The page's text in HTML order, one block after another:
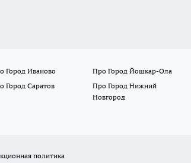
Город Иваново
Про Город Йошкар-Ола
Город Саратов
Про Город Нижний
Новгород
политика